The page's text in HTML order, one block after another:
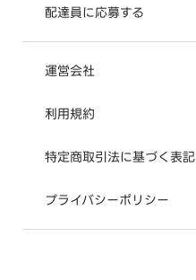
配達員に応募する
運営会社
利用規約
特定商取引法に基づく表記
プライバシーポリシー